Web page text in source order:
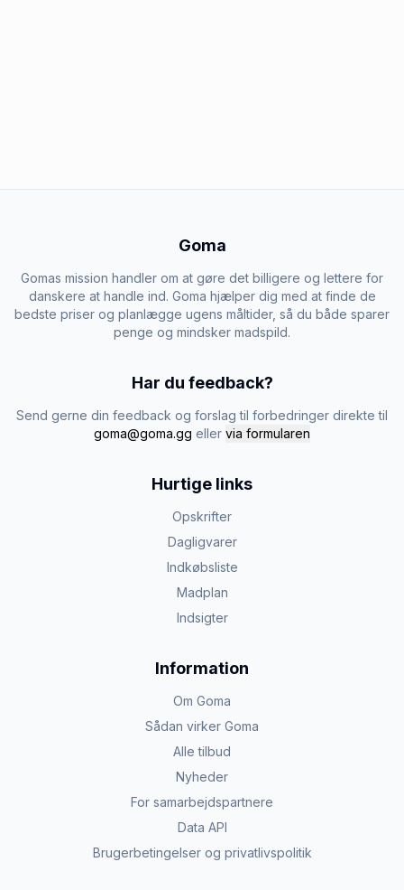
Goma
Gomas mission handler om at gøre det billigere og lettere for
danskere at handle ind. Goma hjælper dig med at finde de
bedste priser og planlægge ugens måltider, så du både sparer
penge og mindsker madspild.
Har du feedback?
Send gerne din feedback og forslag til forbedringer direkte til
goma@goma.gg eller via formularen
Hurtige links
Opskrifter
Dagligvarer
Indkøbsliste
Madplan
Indsigter
Information
Om Goma
Sådan virker Goma
Alle tilbud
Nyheder
For samarbejdspartnere
Data API
Brugerbetingelser og privatlivspolitik